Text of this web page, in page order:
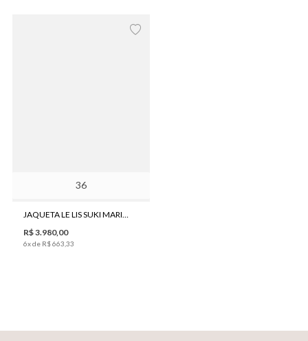
36
JAQUETA LE LIS SUKI MARINHO COURO FEMININA
R$3.980,00
6x de R$663 33